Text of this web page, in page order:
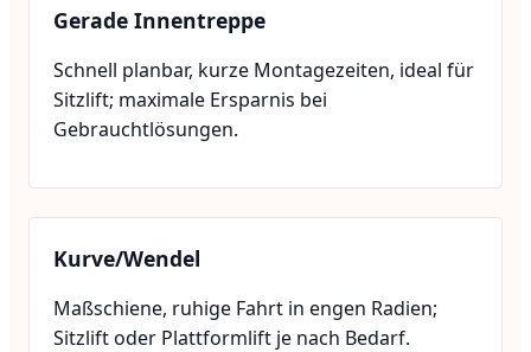
Gerade Innentreppe
Schnell planbar, kurze Montagezeiten, ideal für
Sitzlift; maximale Ersparnis bei
Gebrauchtlösungen.
Kurve/Wendel
Maßschiene, ruhige Fahrt in engen Radien;
Sitzlift oder Plattformlift je nach Bedarf.